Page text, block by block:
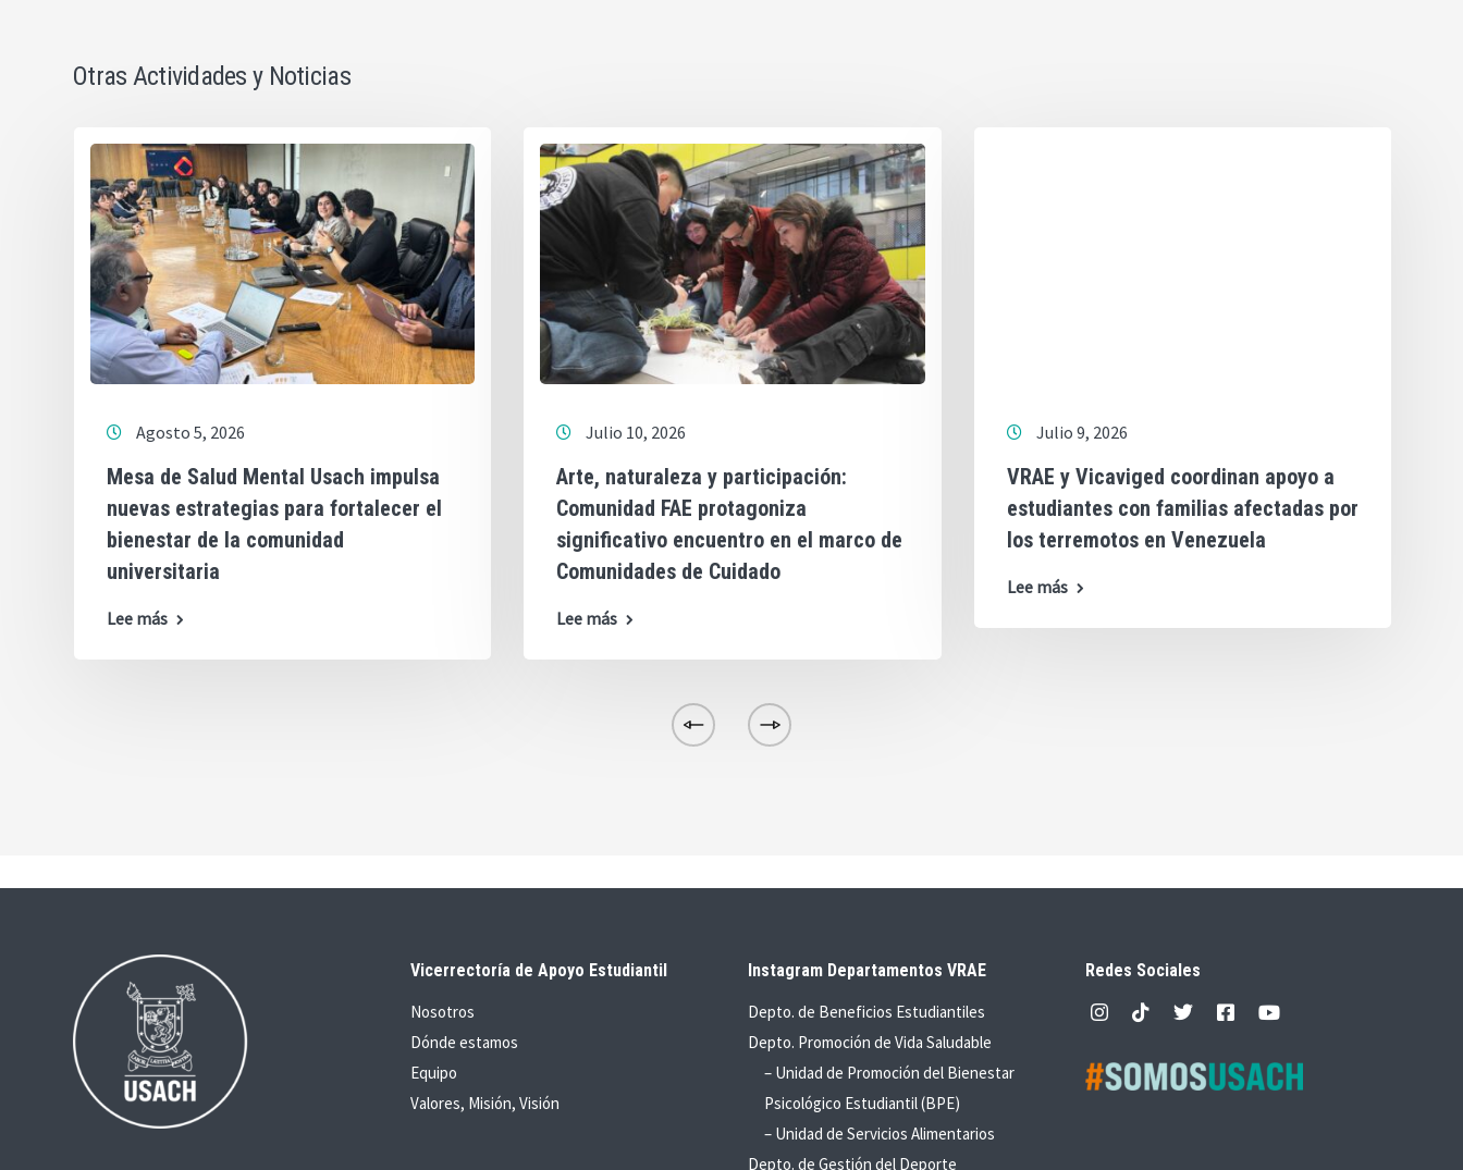
Otras Actividades y Noticias
Agosto 5, 2026
Mesa de Salud Mental Usach impulsa
nuevas estrategias para fortalecer el
bienestar de la comunidad
universitaria
Lee más
Julio 10, 2026
Arte, naturaleza y participación:
Comunidad FAE protagoniza
significativo encuentro en el marco de
Comunidades de Cuidado
Lee más
Julio 9, 2026
VRAE y Vicaviged coordinan apoyo a
estudiantes con familias afectadas por
los terremotos en Venezuela
Lee más
Vicerrectoría de Apoyo Estudiantil
Nosotros
Dónde estamos
Equipo
Valores, Misión, Visión
Instagram Departamentos VRAE
Depto. de Beneficios Estudiantiles
Depto. Promoción de Vida Saludable
– Unidad de Promoción del Bienestar
Psicológico Estudiantil (BPE)
– Unidad de Servicios Alimentarios
Depto. de Gestión del Deporte
Redes Sociales